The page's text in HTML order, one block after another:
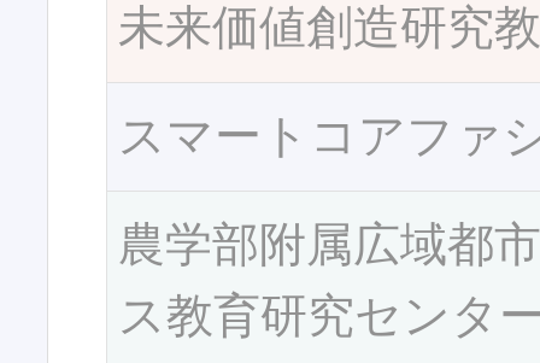
未来価値創造研究
スマートコアファ
農学部附属広域都
ス教育研究センタ